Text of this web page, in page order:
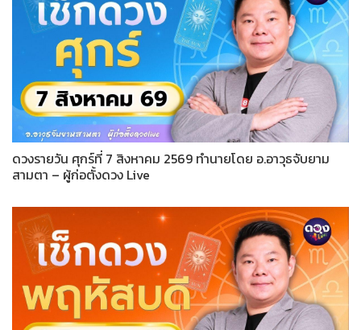
ดวงรายวัน ศุกร์ที่ 7 สิงหาคม 2569 ทำนายโดย อ.อาวุธจับยาม
สามตา – ผู้ก่อตั้งดวง Live